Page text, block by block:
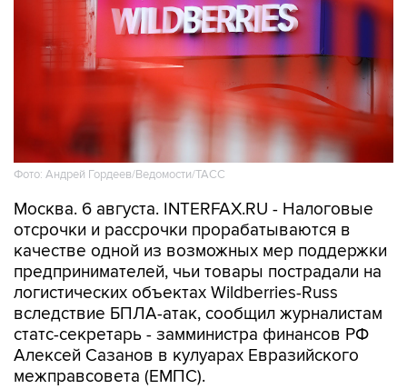
Фото: Андрей Гордеев/Ведомости/ТАСС
Москва. 6 августа. INTERFAX.RU - Налоговые
отсрочки и рассрочки прорабатываются в
качестве одной из возможных мер поддержки
предпринимателей, чьи товары пострадали на
логистических объектах Wildberries-Russ
вследствие БПЛА-атак, сообщил журналистам
статс-секретарь - замминистра финансов РФ
Алексей Сазанов в кулуарах Евразийского
межправсовета (ЕМПС).